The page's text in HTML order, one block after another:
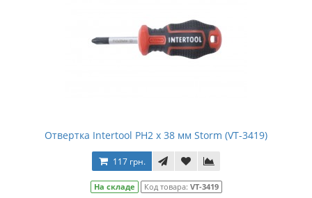
Отвертка Intertool PH2 x 38 мм Storm (VT-3419)
117 грн.
На складе Код товара: VT-3419